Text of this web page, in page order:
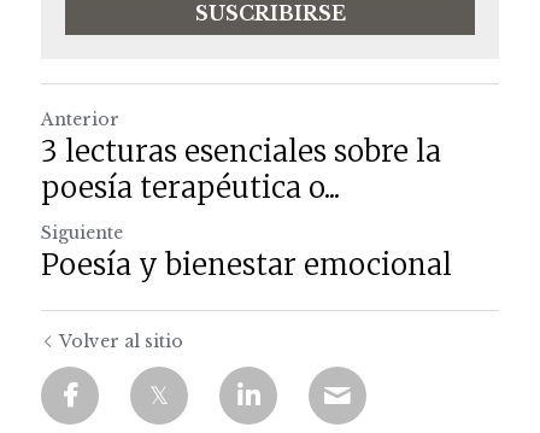
SUSCRIBIRSE
Anterior
3 lecturas esenciales sobre la
poesía terapéutica o...
Siguiente
Poesía y bienestar emocional
Volver al sitio